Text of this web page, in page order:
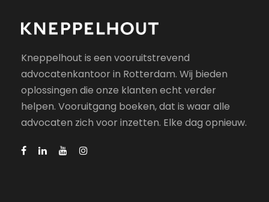
Kneppelhout is een vooruitstrevend
advocatenkantoor in Rotterdam. Wij bieden
oplossingen die onze klanten echt verder
helpen. Vooruitgang boeken, dat is waar alle
advocaten zich voor inzetten. Elke dag opnieuw.